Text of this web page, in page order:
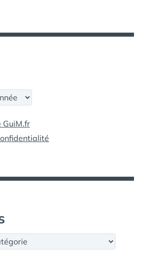
GuiM.fr